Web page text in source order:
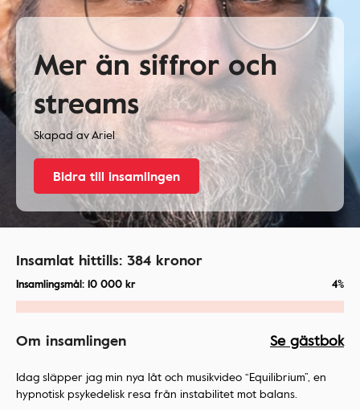
Mer än siffror och
streams
Skapad avAriel
Bidra till insamlingen
Insamlat hittills: 384 kronor
Insamlingsmål: 10 000 kr 4%
Om insamlingen Se gästbok
Idag släpper jag min nya låt och musikvideo “Equilibrium”, en
hypnotisk psykedelisk resa från instabilitet mot balans.